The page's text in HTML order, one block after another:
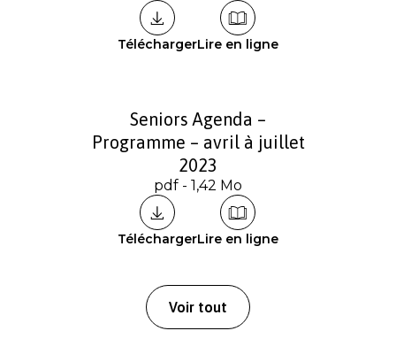
TéléchargerLire en ligne
Seniors Agenda –
Programme – avril à juillet
2023
pdf - 1,42 Mo
TéléchargerLire en ligne
Voir tout